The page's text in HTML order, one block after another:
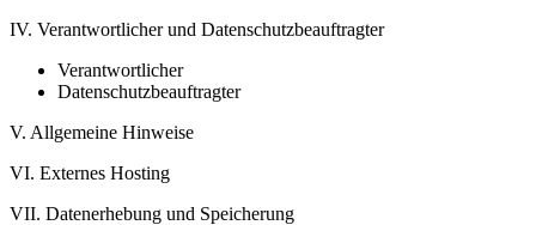
IV. Verantwortlicher und Datenschutzbeauftragter
Verantwortlicher
Datenschutzbeauftragter
V. Allgemeine Hinweise
VI. Externes Hosting
VII. Datenerhebung und Speicherung